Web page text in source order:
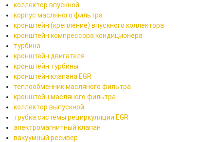
коллектор впускной
корпус масляного фильтра
кронштейн (крепление) впускного коллектора
кронштейн компрессора кондиционера
турбина
кронштейн двигателя
кронштейн турбины
кронштейн клапана EGR
теплообменник масляного фильтра
кронштейн масляного фильтра
коллектор выпускной
трубка системы рециркуляции EGR
электромагнитный клапан
вакуумный ресивер